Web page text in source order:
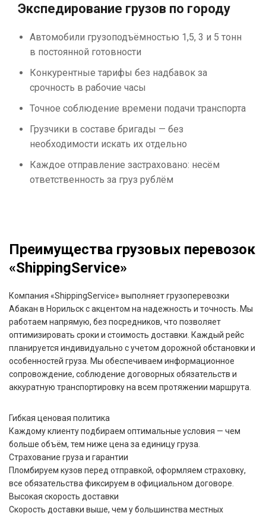
Экспедирование грузов по городу
Автомобили грузоподъёмностью 1,5, 3 и 5 тонн
в постоянной готовности
Конкурентные тарифы без надбавок за
срочность в рабочие часы
Точное соблюдение времени подачи транспорта
Грузчики в составе бригады — без
необходимости искать их отдельно
Каждое отправление застраховано: несём
ответственность за груз рублём
Преимущества грузовых перевозок
«ShippingService»
Компания «ShippingService» выполняет грузоперевозки
Абакан в Норильск с акцентом на надежность и точность. Мы
работаем напрямую, без посредников, что позволяет
оптимизировать сроки и стоимость доставки. Каждый рейс
планируется индивидуально с учетом дорожной обстановки и
особенностей груза. Мы обеспечиваем информационное
сопровождение, соблюдение договорных обязательств и
аккуратную транспортировку на всем протяжении маршрута.
Гибкая ценовая политика
Каждому клиенту подбираем оптимальные условия — чем
больше объём, тем ниже цена за единицу груза.
Страхование груза и гарантии
Пломбируем кузов перед отправкой, оформляем страховку,
все обязательства фиксируем в официальном договоре.
Высокая скорость доставки
Скорость доставки выше, чем у большинства местных